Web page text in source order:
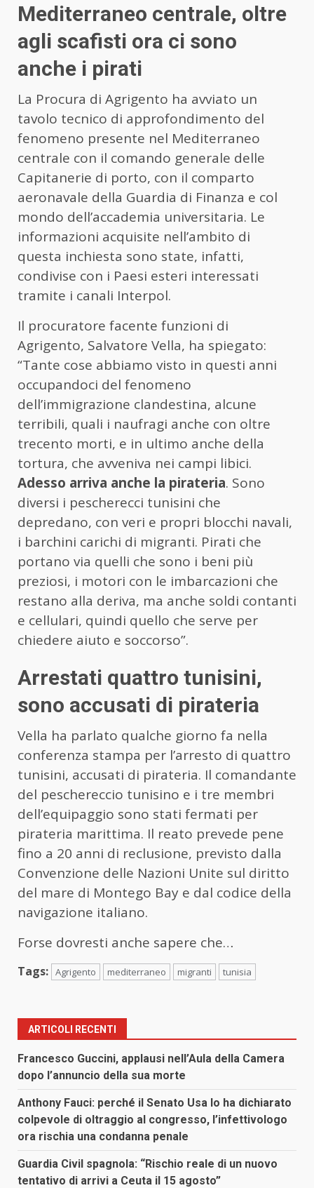
Mediterraneo centrale, oltre
agli scafisti ora ci sono
anche i pirati
La Procura di Agrigento ha avviato un
tavolo tecnico di approfondimento del
fenomeno presente nel Mediterraneo
centrale con il comando generale delle
Capitanerie di porto, con il comparto
aeronavale della Guardia di Finanza e col
mondo dell’accademia universitaria. Le
informazioni acquisite nell’ambito di
questa inchiesta sono state, infatti,
condivise con i Paesi esteri interessati
tramite i canali Interpol.
Il procuratore facente funzioni di
Agrigento, Salvatore Vella, ha spiegato:
“Tante cose abbiamo visto in questi anni
occupandoci del fenomeno
dell’immigrazione clandestina, alcune
terribili, quali i naufragi anche con oltre
trecento morti, e in ultimo anche della
tortura, che avveniva nei campi libici.
Adesso arriva anche la pirateria. Sono
diversi i pescherecci tunisini che
depredano, con veri e propri blocchi navali,
i barchini carichi di migranti. Pirati che
portano via quelli che sono i beni più
preziosi, i motori con le imbarcazioni che
restano alla deriva, ma anche soldi contanti
e cellulari, quindi quello che serve per
chiedere aiuto e soccorso”.
Arrestati quattro tunisini,
sono accusati di pirateria
Vella ha parlato qualche giorno fa nella
conferenza stampa per l’arresto di quattro
tunisini, accusati di pirateria. Il comandante
del peschereccio tunisino e i tre membri
dell’equipaggio sono stati fermati per
pirateria marittima. Il reato prevede pene
fino a 20 anni di reclusione, previsto dalla
Convenzione delle Nazioni Unite sul diritto
del mare di Montego Bay e dal codice della
navigazione italiano.
Forse dovresti anche sapere che…
Tags: Agrigento mediterraneo migranti tunisia
ARTICOLI RECENTI
Francesco Guccini, applausi nell’Aula della Camera
dopo l’annuncio della sua morte
Anthony Fauci: perché il Senato Usa lo ha dichiarato
colpevole di oltraggio al congresso, l’infettivologo
ora rischia una condanna penale
Guardia Civil spagnola: “Rischio reale di un nuovo
tentativo di arrivi a Ceuta il 15 agosto”